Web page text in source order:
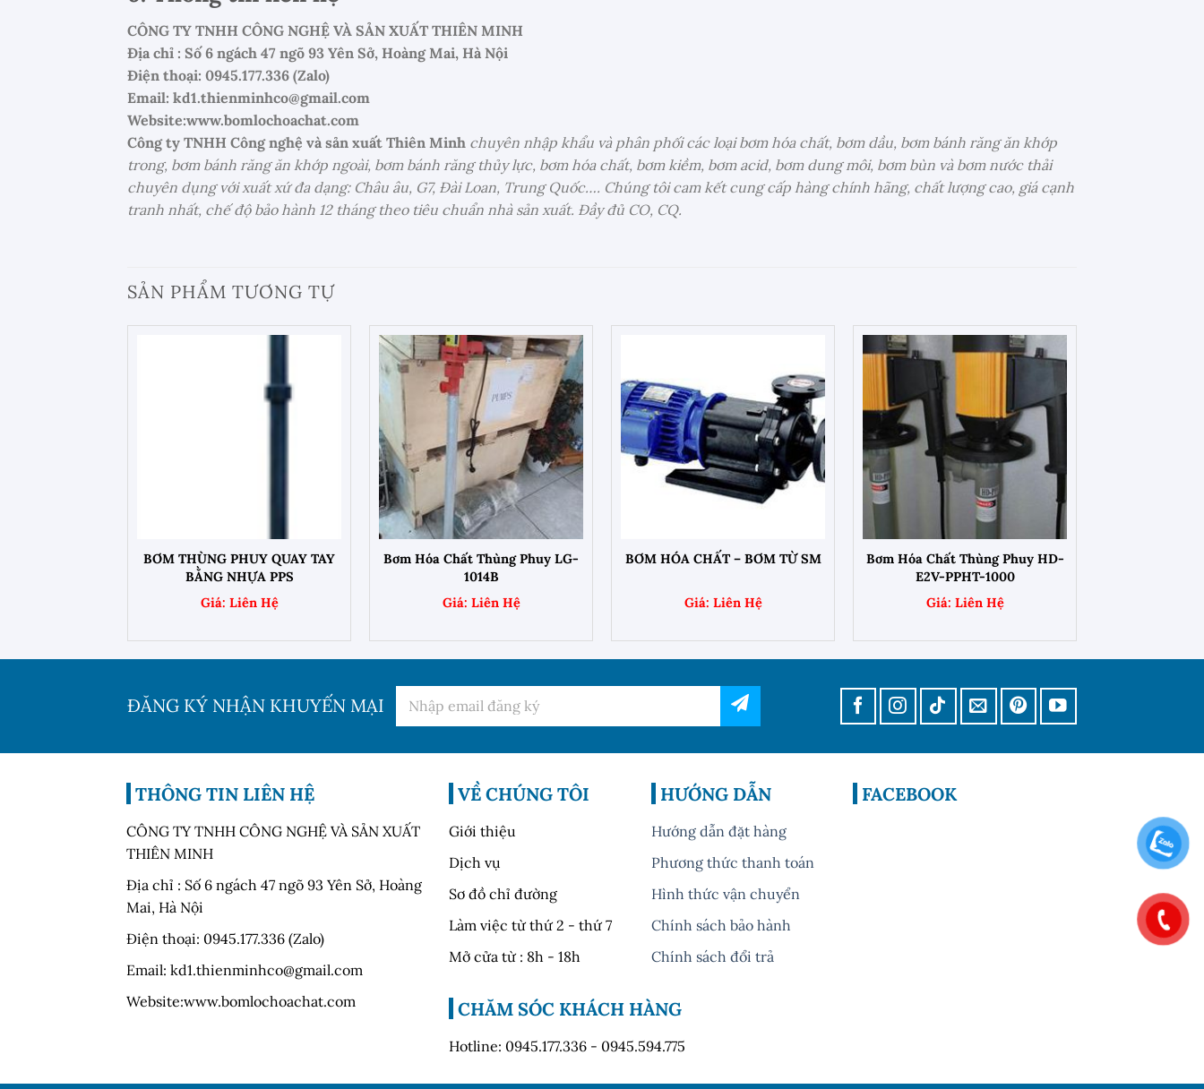
CÔNG TY TNHH CÔNG NGHỆ VÀ SẢN XUẤT THIÊN MINH
Địa chỉ : Số 6 ngách 47 ngõ 93 Yên Sở, Hoàng Mai, Hà Nội
Điện thoại: 0945.177.336 (Zalo)
Email: kd1.thienminhco@gmail.com
Website:www.bomlochoachat.com
Công ty TNHH Công nghệ và sản xuất Thiên Minh chuyên nhập khẩu và phân phối các loại bơm hóa chất, bơm dầu, bơm bánh răng ăn khớp
trong, bơm bánh răng ăn khớp ngoài, bơm bánh răng thủy lực, bơm hóa chất, bơm kiềm, bơm acid, bơm dung môi, bơm bùn và bơm nước thải
chuyên dụng với xuất xứ đa dạng: Châu âu, G7, Đài Loan, Trung Quốc…. Chúng tôi cam kết cung cấp hàng chính hãng, chất lượng cao, giá cạnh
tranh nhất, chế độ bảo hành 12 tháng theo tiêu chuẩn nhà sản xuất. Đầy đủ CO, CQ.
SẢN PHẨM TƯƠNG TỰ
BƠM THÙNG PHUY QUAY TAY
BẰNG NHỰA PPS
Bơm Hóa Chất Thùng Phuy LG-
1014B
BƠM HÓA CHẤT – BƠM TỪ SM
Bơm Hóa Chất Thùng Phuy HD-
E2V-PPHT-1000
ĐĂNG KÝ NHẬN KHUYẾN MẠI
THÔNG TIN LIÊN HỆ
CÔNG TY TNHH CÔNG NGHỆ VÀ SẢN XUẤT
THIÊN MINH
Địa chỉ : Số 6 ngách 47 ngõ 93 Yên Sở, Hoàng
Mai, Hà Nội
Điện thoại: 0945.177.336 (Zalo)
Email: kd1.thienminhco@gmail.com
Website:www.bomlochoachat.com
VỀ CHÚNG TÔI
Giới thiệu
Dịch vụ
Sơ đồ chỉ đường
Làm việc từ thứ 2 - thứ 7
Mở cửa từ : 8h - 18h
HƯỚNG DẪN
Hướng dẫn đặt hàng
Phương thức thanh toán
Hình thức vận chuyển
Chính sách bảo hành
Chính sách đổi trả
CHĂM SÓC KHÁCH HÀNG
Hotline: 0945.177.336 - 0945.594.775
FACEBOOK